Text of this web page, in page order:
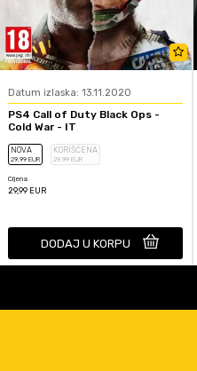
Datum izlaska: 13.11.2020
PS4 Call of Duty Black Ops -
Cold War - IT
NOVA
29,99 EUR
KORIŠĆENA
29,99 EUR
Cijena
29,99 EUR
DODAJ U KORPU